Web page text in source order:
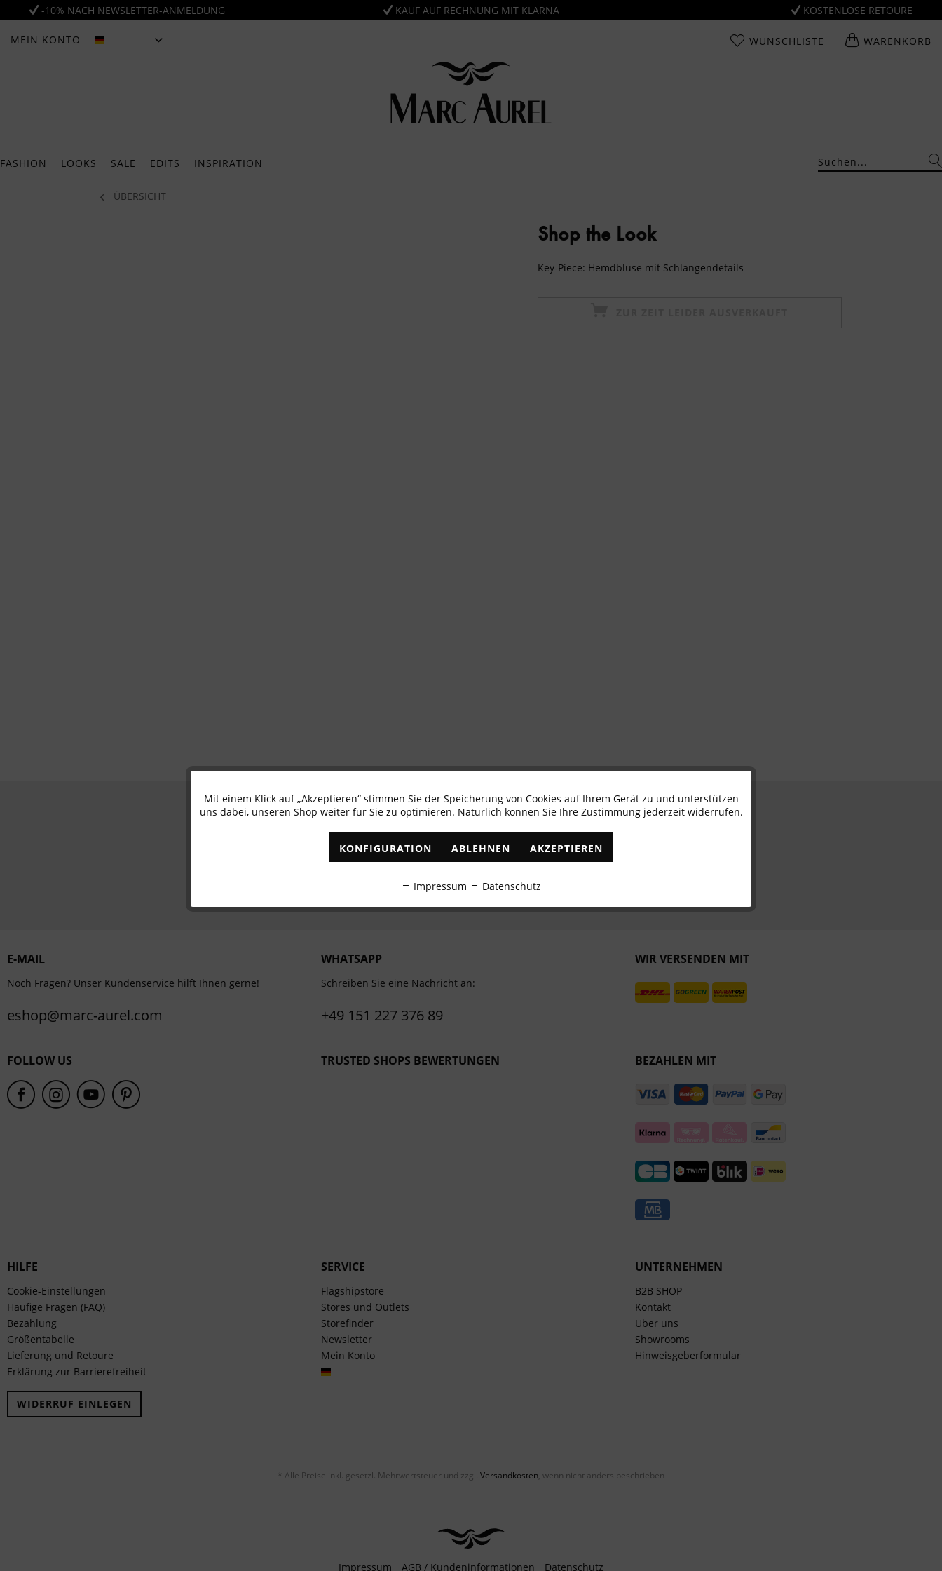
-10% NACH NEWSLETTER-ANMELDUNG KAUF AUF RECHNUNG MIT KLARNA KOSTENLOSE RETOURE
MEIN KONTO WUNSCHLISTE WARENKORB
FASHION LOOKS SALE EDITS INSPIRATION
ÜBERSICHT
Shop the Look
Key-Piece: Hemdbluse mit Schlangendetails
Newsletter abonnieren & 10% - Gutschein erhalten
✓ Exklusive Angebote ✓ Die aktuellsten Trends
E-MAIL
Noch Fragen? Unser Kundenservice hilft Ihnen gerne!
eshop@marc-aurel.com
WHATSAPP
Schreiben Sie eine Nachricht an:
+49 151 227 376 89
WIR VERSENDEN MIT
FOLLOW US TRUSTED SHOPS BEWERTUNGEN BEZAHLEN MIT
HILFE
Cookie-Einstellungen
Häufige Fragen (FAQ)
Bezahlung
Größentabelle
Lieferung und Retoure
Erklärung zur Barrierefreiheit
WIDERRUF EINLEGEN
SERVICE
Flagshipstore
Stores und Outlets
Storefinder
Newsletter
Mein Konto
UNTERNEHMEN
B2B SHOP
Kontakt
Über uns
Showrooms
Hinweisgeberformular
* Alle Preise inkl. gesetzl. Mehrwertsteuer und zzgl. Versandkosten, wenn nicht anders beschrieben
Impressum AGB / Kundeninformationen Datenschutz
Funktionale Aktiv
Mit einem Klick auf „Akzeptieren“ stimmen Sie der Speicherung von Cookies auf Ihrem Gerät zu und unterstützen
uns dabei, unseren Shop weiter für Sie zu optimieren. Natürlich können Sie Ihre Zustimmung jederzeit widerrufen.
KONFIGURATION ABLEHNEN AKZEPTIEREN
Impressum Datenschutz